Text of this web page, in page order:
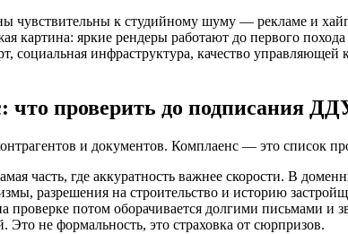
чувствительны к студийному шуму — рекламе и
картина: яркие рендеры работают до первого
социальная инфраструктура, качество
что проверить до подписания
и документов. Комплаенс — это список
часть, где аккуратность важнее скорости. В
разрешения на строительство и историю
проверке потом оборачивается долгими письмами и
Это не формальность, это страховка от сюрпризов.